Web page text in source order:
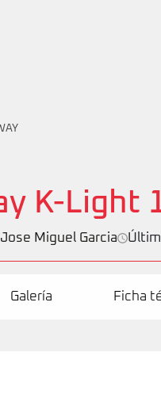
K-Light
Jose Miguel Garcia
Galería Ficha